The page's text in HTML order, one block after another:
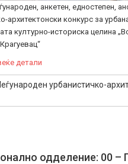
анкетен, едностепен,
архитектонски конкурс за
културно-историска целина
детали
урбанистичко-
одделение: 00 –